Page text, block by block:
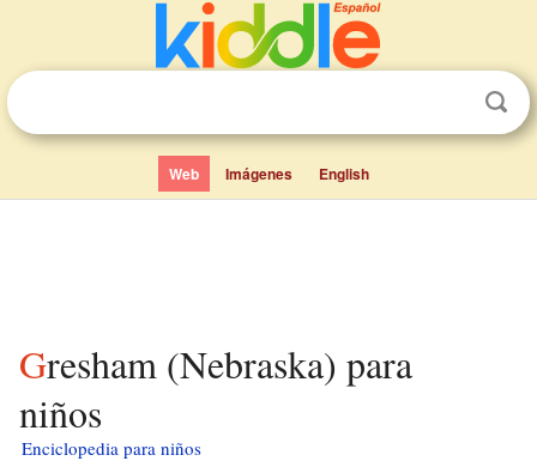
Web Imágenes English
Gresham (Nebraska) para
niños
Enciclopedia para niños